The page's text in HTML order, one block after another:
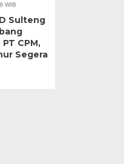
WIB
Sulteng
CPM,
Segera